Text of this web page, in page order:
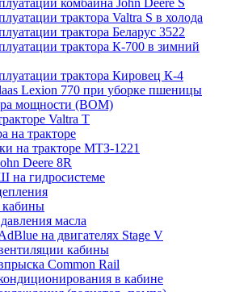
трактора Valtra S в холода
трактора Беларус 3522
трактора К-700 в зимний
трактора Кировец К-4
Lexion 770 при уборке пшеницы
мощности (ВОМ)
Valtra T
на тракторе
на тракторе МТЗ-1221
Deere 8R
на гидросистеме
кабины
масла
на двигателях Stage V
кабины
Common Rail
в кабине